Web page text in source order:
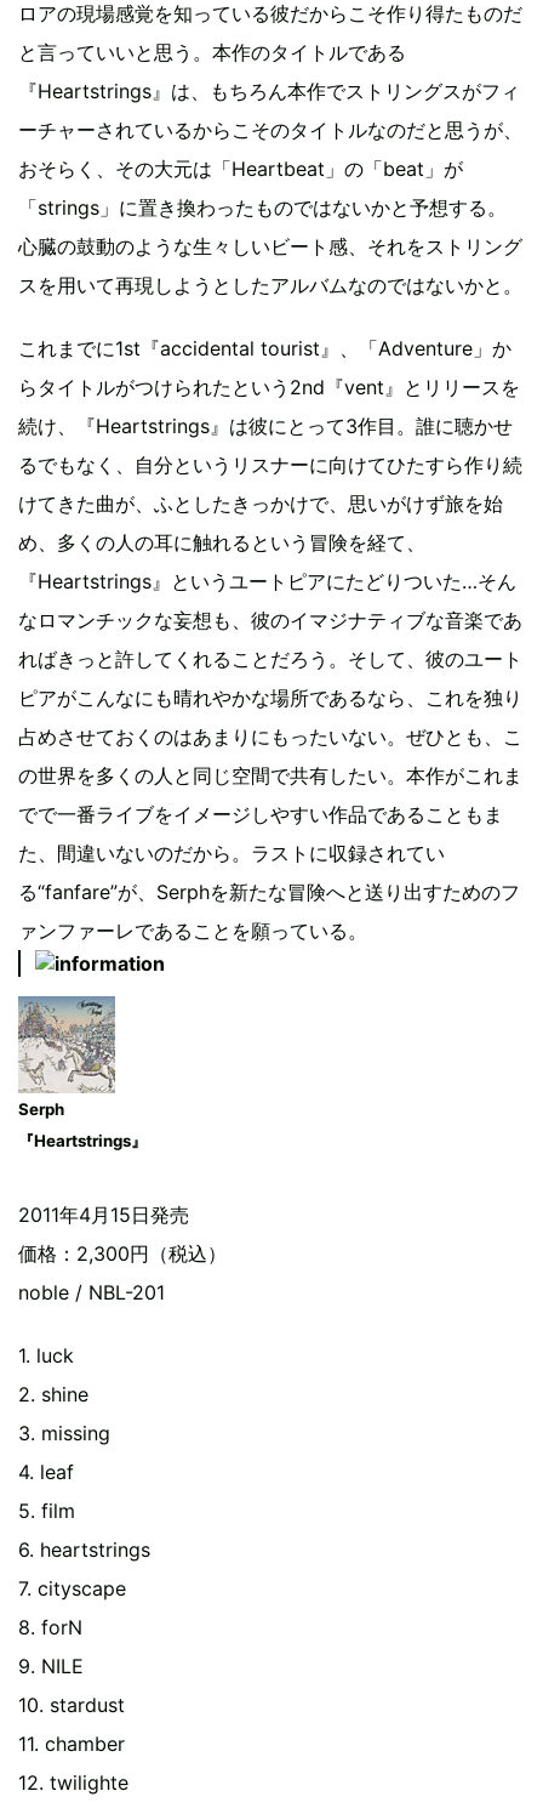
ロアの現場感覚を知っている彼だからこそ作り得たものだ
と言っていいと思う。本作のタイトルである
『Heartstrings』は、もちろん本作でストリングスがフィ
ーチャーされているからこそのタイトルなのだと思うが、
おそらく、その大元は「Heartbeat」の「beat」が
「strings」に置き換わったものではないかと予想する。
心臓の鼓動のような生々しいビート感、それをストリング
スを用いて再現しようとしたアルバムなのではないかと。
これまでに1st『accidental tourist』、「Adventure」か
らタイトルがつけられたという2nd『vent』とリリースを
続け、『Heartstrings』は彼にとって3作目。誰に聴かせ
るでもなく、自分というリスナーに向けてひたすら作り続
けてきた曲が、ふとしたきっかけで、思いがけず旅を始
め、多くの人の耳に触れるという冒険を経て、
『Heartstrings』というユートピアにたどりついた…そん
なロマンチックな妄想も、彼のイマジナティブな音楽であ
ればきっと許してくれることだろう。そして、彼のユート
ピアがこんなにも晴れやかな場所であるなら、これを独り
占めさせておくのはあまりにもったいない。ぜひとも、こ
の世界を多くの人と同じ空間で共有したい。本作がこれま
でで一番ライブをイメージしやすい作品であることもま
た、間違いないのだから。ラストに収録されてい
る“fanfare”が、Serphを新たな冒険へと送り出すためのフ
ァンファーレであることを願っている。
Serph
『Heartstrings』
2011年4月15日発売
価格：2,300円（税込）
noble / NBL-201
1. luck
2. shine
3. missing
4. leaf
5. film
6. heartstrings
7. cityscape
8. forN
9. NILE
10. stardust
11. chamber
12. twilighte